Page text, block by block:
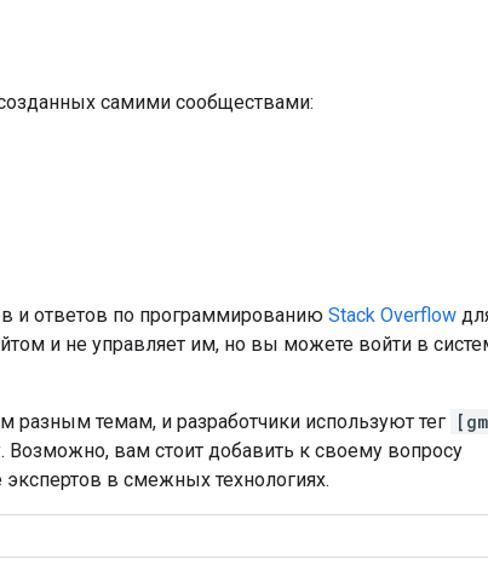
самими сообществами:
и ответов по программированию Stack Overflow
и не управляет им, но вы можете войти в
темам, и разработчики используют тег
Возможно, вам стоит добавить к своему вопросу
в смежных технологиях.